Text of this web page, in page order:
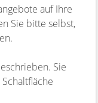
auf Ihre
Sie bitte selbst,
Sie